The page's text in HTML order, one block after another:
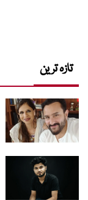
تازہ ترین